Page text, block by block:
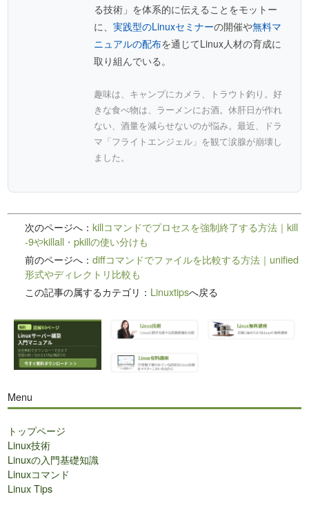
る技術」を体系的に伝えることをモットー
に、実践型のLinuxセミナーの開催や無料マ
ニュアルの配布を通じてLinux人材の育成に
取り組んでいる。
趣味は、キャンプにカメラ、トラウト釣り。好
きな食べ物は、ラーメンにお酒。休肝日が作れ
ない、酒量を減らせないのが悩み。最近、ドラ
マ「フライトエンジェル」を観て涙腺が崩壊し
ました。
次のページへ：killコマンドでプロセスを強制終了する方法｜kill
-9やkillall・pkillの使い分けも
前のページへ：diffコマンドでファイルを比較する方法｜unified
形式やディレクトリ比較も
この記事の属するカテゴリ： Linuxtipsへ戻る
Menu
トップページ
Linux技術
Linuxの入門基礎知識
Linuxコマンド
Linux Tips